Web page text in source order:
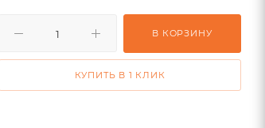
В КОРЗИНУ
КУПИТЬ В 1 КЛИК